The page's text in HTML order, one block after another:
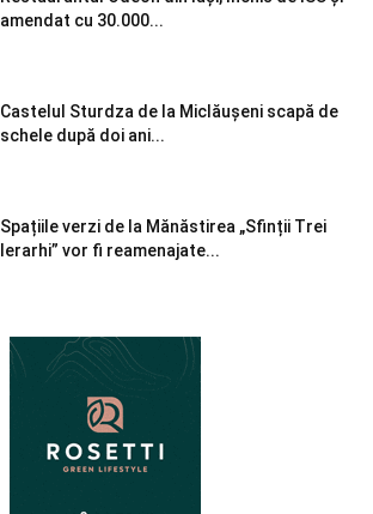
amendat cu 30.000...
Castelul Sturdza de la Miclăușeni scapă de
schele după doi ani...
Spațiile verzi de la Mănăstirea „Sfinții Trei
Ierarhi” vor fi reamenajate...